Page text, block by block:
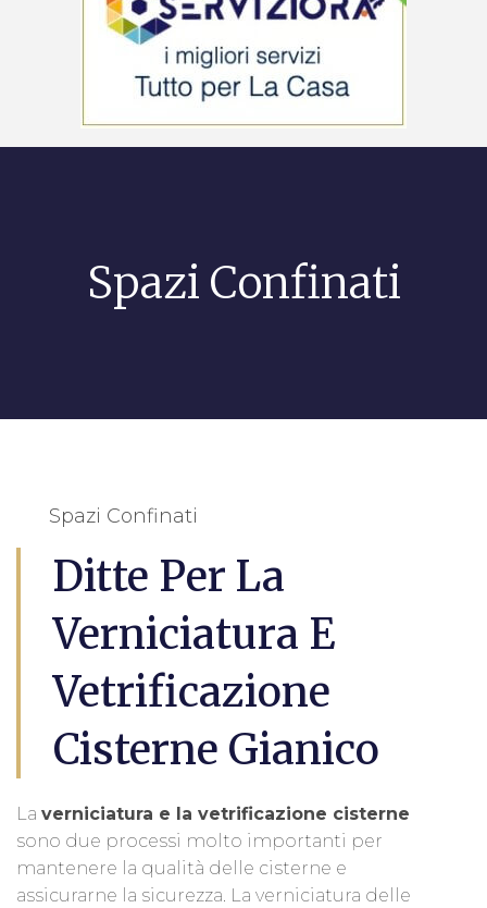
Spazi Confinati
Spazi Confinati
Ditte Per La
Verniciatura E
Vetrificazione
Cisterne Gianico
La verniciatura e la vetrificazione cisterne
sono due processi molto importanti per
mantenere la qualità delle cisterne e
assicurarne la sicurezza. La verniciatura delle